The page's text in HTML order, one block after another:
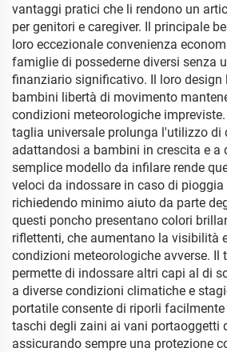
vantaggi pratici che li rendono un
per genitori e caregiver. Il principale
loro eccezionale convenienza
famiglie di possederne diversi senza
finanziario significativo. Il loro design
bambini libertà di movimento
condizioni meteorologiche
taglia universale prolunga l'utilizzo di
adattandosi a bambini in crescita e a
semplice modello da infilare rende
veloci da indossare in caso di
richiedendo minimo aiuto da parte
questi poncho presentano colori
riflettenti, che aumentano la visibilità
condizioni meteorologiche avverse. Il
permette di indossare altri capi al di
a diverse condizioni climatiche e
portatile consente di riporli
taschi degli zaini ai vani portaoggetti
assicurando sempre una protezione